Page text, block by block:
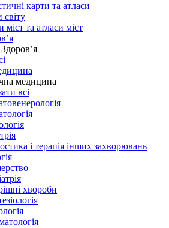
карти та атласи
світу
міст та атласи міст
медицина
всі
і терапія інших захворювань
хвороби